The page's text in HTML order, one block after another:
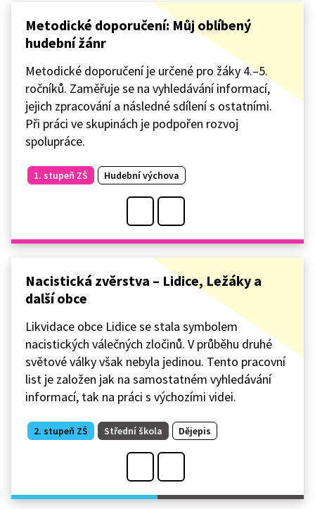
Metodické doporučení: Můj oblíbený
hudební žánr
Metodické doporučení je určené pro žáky 4.–5.
ročníků. Zaměřuje se na vyhledávání informací,
jejich zpracování a následné sdílení s ostatními.
Při práci ve skupinách je podpořen rozvoj
spolupráce.
1. stupeň ZŠ Hudební výchova
Nacistická zvěrstva – Lidice, Ležáky a
další obce
Likvidace obce Lidice se stala symbolem
nacistických válečných zločinů. V průběhu druhé
světové války však nebyla jedinou. Tento pracovní
list je založen jak na samostatném vyhledávání
informací, tak na práci s výchozími videi.
2. stupeň ZŠ Střední škola Dějepis